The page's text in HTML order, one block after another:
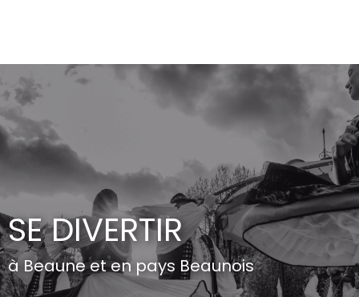
SE DIVERTIR
à Beaune et en pays Beaunois